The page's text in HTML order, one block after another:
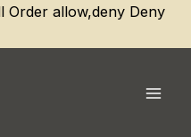
Order allow,deny Deny